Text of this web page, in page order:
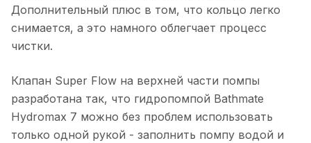
Дополнительный плюс в том, что кольцо легко
снимается, а это намного облегчает процесс
чистки.
Клапан Super Flow на верхней части помпы
разработана так, что гидропомпой Bathmate
Hydromax 7 можно без проблем использовать
только одной рукой - заполнить помпу водой и